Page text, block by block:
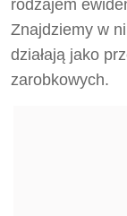
rodzajem
Znajdziemy w
działają jako
zarobkowych.